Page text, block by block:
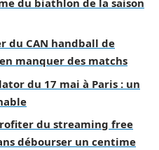
du CAN handball de
manquer des matchs
du 17 mai à Paris : un
du streaming free
débourser un centime